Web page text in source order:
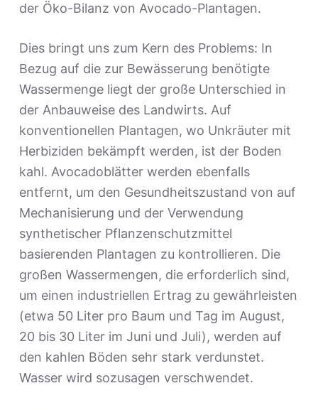
der Öko-Bilanz von Avocado-Plantagen.
Dies bringt uns zum Kern des Problems: In
Bezug auf die zur Bewässerung benötigte
Wassermenge liegt der große Unterschied in
der Anbauweise des Landwirts. Auf
konventionellen Plantagen, wo Unkräuter mit
Herbiziden bekämpft werden, ist der Boden
kahl. Avocadoblätter werden ebenfalls
entfernt, um den Gesundheitszustand von auf
Mechanisierung und der Verwendung
synthetischer Pflanzenschutzmittel
basierenden Plantagen zu kontrollieren. Die
großen Wassermengen, die erforderlich sind,
um einen industriellen Ertrag zu gewährleisten
(etwa 50 Liter pro Baum und Tag im August,
20 bis 30 Liter im Juni und Juli), werden auf
den kahlen Böden sehr stark verdunstet.
Wasser wird sozusagen verschwendet.